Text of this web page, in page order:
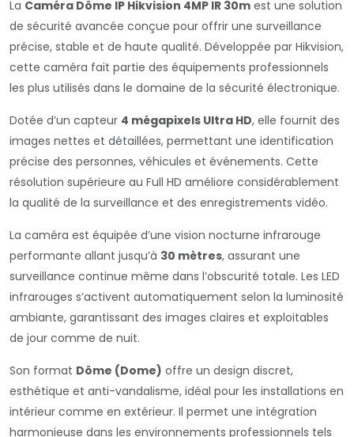
La Caméra Dôme IP Hikvision 4MP IR 30m est une solution
de sécurité avancée conçue pour offrir une surveillance
précise, stable et de haute qualité. Développée par Hikvision,
cette caméra fait partie des équipements professionnels
les plus utilisés dans le domaine de la sécurité électronique.
Dotée d’un capteur 4 mégapixels Ultra HD, elle fournit des
images nettes et détaillées, permettant une identification
précise des personnes, véhicules et événements. Cette
résolution supérieure au Full HD améliore considérablement
la qualité de la surveillance et des enregistrements vidéo.
La caméra est équipée d’une vision nocturne infrarouge
performante allant jusqu’à 30 mètres, assurant une
surveillance continue même dans l’obscurité totale. Les LED
infrarouges s’activent automatiquement selon la luminosité
ambiante, garantissant des images claires et exploitables
de jour comme de nuit.
Son format Dôme (Dome) offre un design discret,
esthétique et anti-vandalisme, idéal pour les installations en
intérieur comme en extérieur. Il permet une intégration
harmonieuse dans les environnements professionnels tels